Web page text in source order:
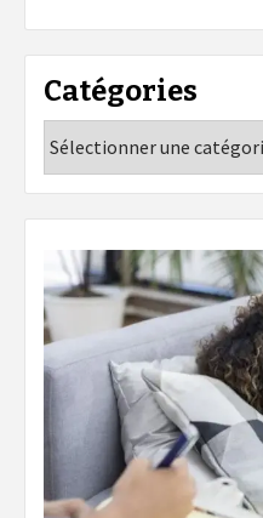
Catégories